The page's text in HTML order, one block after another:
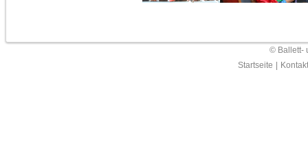
© Ballett-
Startseite
Kontakt